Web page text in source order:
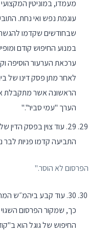
מעמדו, במוניטין
עוגמת נפש ואי נחת.
שבחודשים שקדמו
במנוע החיפוש קודם
ערכאת הערעור הוסיפה
לאחר מתן פסק דינו של
הראשונה אשר מתקבלת
הערך "עמי סביר"."
29. עוד צוין בפסק
התביעה קדמו פניות לבר
הפרסום לא הוסר."
30. עוד קבע ביהמ״ש
כך, שמקור הפרסום
החיפוש של גוגל הוא